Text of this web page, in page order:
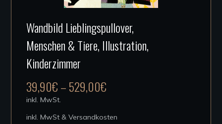
Produkt
weist
Optionen
Wandbild Lieblingspullover,
Menschen & Tiere, Illustration,
Kinderzimmer
39,90€–529,00€
inkl. MwSt.
inkl. MwSt & Versandkosten